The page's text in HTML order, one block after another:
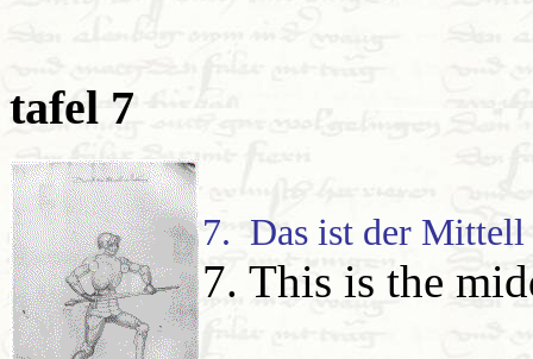
tafel 7
7. Das ist der Mittell
7. This is the